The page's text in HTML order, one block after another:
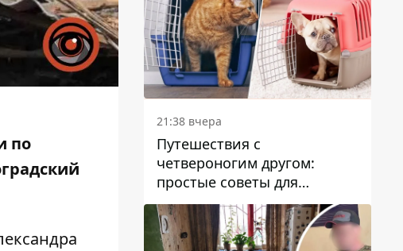
по
21:38 вчера
Путешествия с
четвероногим другом:
простые советы для
поездок с животными